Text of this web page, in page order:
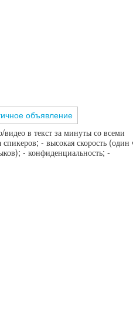
объявление
в текст за минуты со всеми
- высокая скорость (один
- конфиденциальность; -